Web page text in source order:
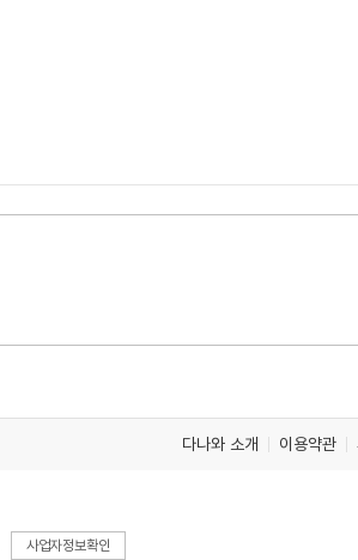
다나와 소개 이용약관
사업자정보확인